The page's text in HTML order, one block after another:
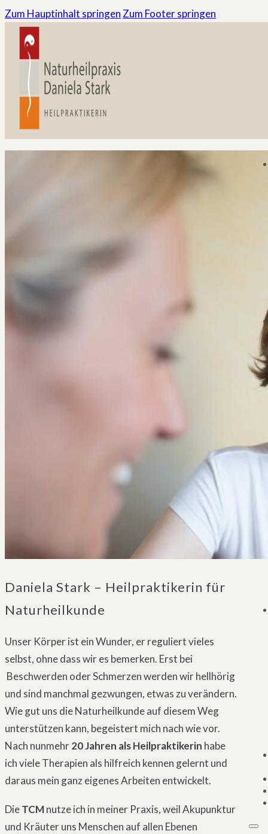
Zum Hauptinhalt springen Zum Footer springen
Daniela Stark – Heilpraktikerin für
Naturheilkunde
Unser Körper ist ein Wunder, er reguliert vieles
selbst, ohne dass wir es bemerken. Erst bei
Beschwerden oder Schmerzen werden wir hellhörig
und sind manchmal gezwungen, etwas zu verändern.
Wie gut uns die Naturheilkunde auf diesem Weg
unterstützen kann, begeistert mich nach wie vor.
Nach nunmehr20 Jahren als Heilpraktikerin habe
ich viele Therapien als hilfreich kennen gelernt und
daraus mein ganz eigenes Arbeiten entwickelt.
DieTCMnutze ich in meiner Praxis, weil Akupunktur
und Kräuter uns Menschen auf allen Ebenen